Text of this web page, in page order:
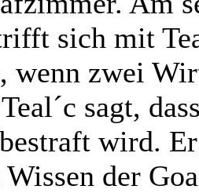
sich mit
wenn zwei
sagt,
wird.
Wissen der